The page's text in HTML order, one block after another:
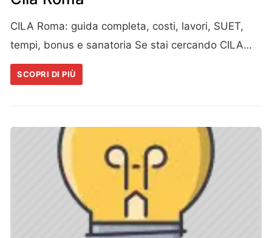
CILA Roma: guida completa, costi, lavori, SUET,
tempi, bonus e sanatoria Se stai cercando CILA…
SCOPRI DI PIÙ